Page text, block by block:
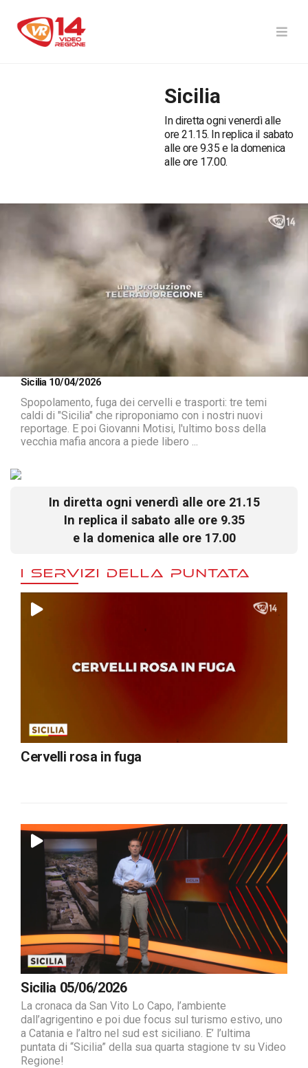
Sicilia
In diretta ogni venerdì alle
ore 21.15. In replica il sabato
alle ore 9.35 e la domenica
alle ore 17.00.
1.37%
Sicilia 10/04/2026
Spopolamento, fuga dei cervelli e trasporti: tre temi
caldi di "Sicilia" che riproponiamo con i nostri nuovi
reportage. E poi Giovanni Motisi, l'ultimo boss della
vecchia mafia ancora a piede libero ...
In diretta ogni venerdì alle ore 21.15
In replica il sabato alle ore 9.35
e la domenica alle ore 17.00
I SERVIZI DELLA PUNTATA
Cervelli rosa in fuga
Sicilia 05/06/2026
La cronaca da San Vito Lo Capo, l’ambiente
dall’agrigentino e poi due focus sul turismo estivo, uno
a Catania e l’altro nel sud est siciliano. E’ l’ultima
puntata di “Sicilia” della sua quarta stagione tv su Video
Regione!